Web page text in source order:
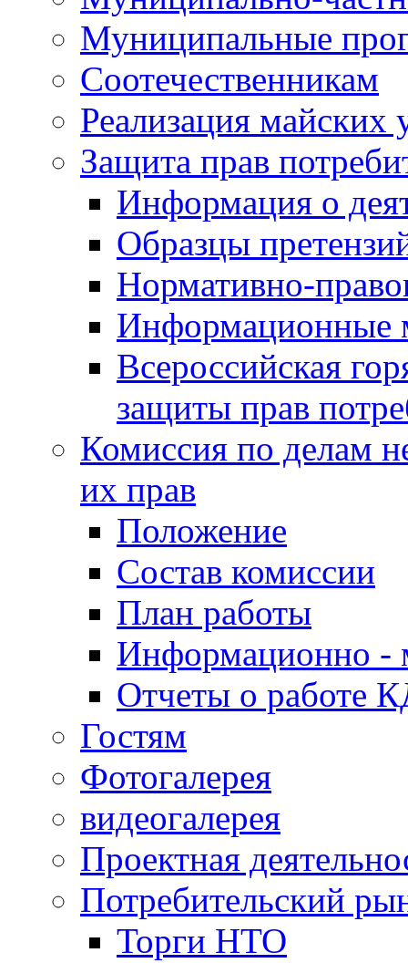
Муниципальные
Соотечественникам
Реализация майских
Защита прав
Информация о
Образцы
Нормативно-
Информационные
Всероссийская
защиты прав
Комиссия по делам
их прав
Положение
Состав комиссии
План работы
Информационно -
Отчеты о работе
Гостям
Фотогалерея
видеогалерея
Проектная
Потребительский
Торги НТО